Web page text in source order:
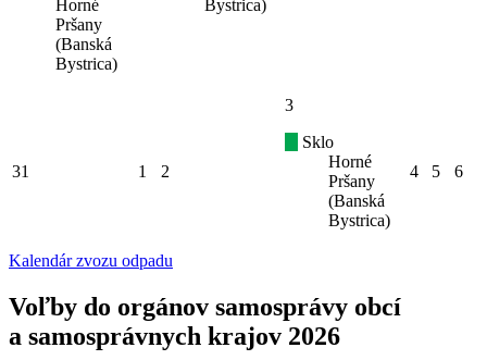
Horné
Pršany
(Banská
Bystrica)
Bystrica)
31 1 2
3
Sklo
Horné
Pršany
(Banská
Bystrica)
4 5 6
Kalendár zvozu odpadu
Voľby do orgánov samosprávy obcí
a samosprávnych krajov 2026